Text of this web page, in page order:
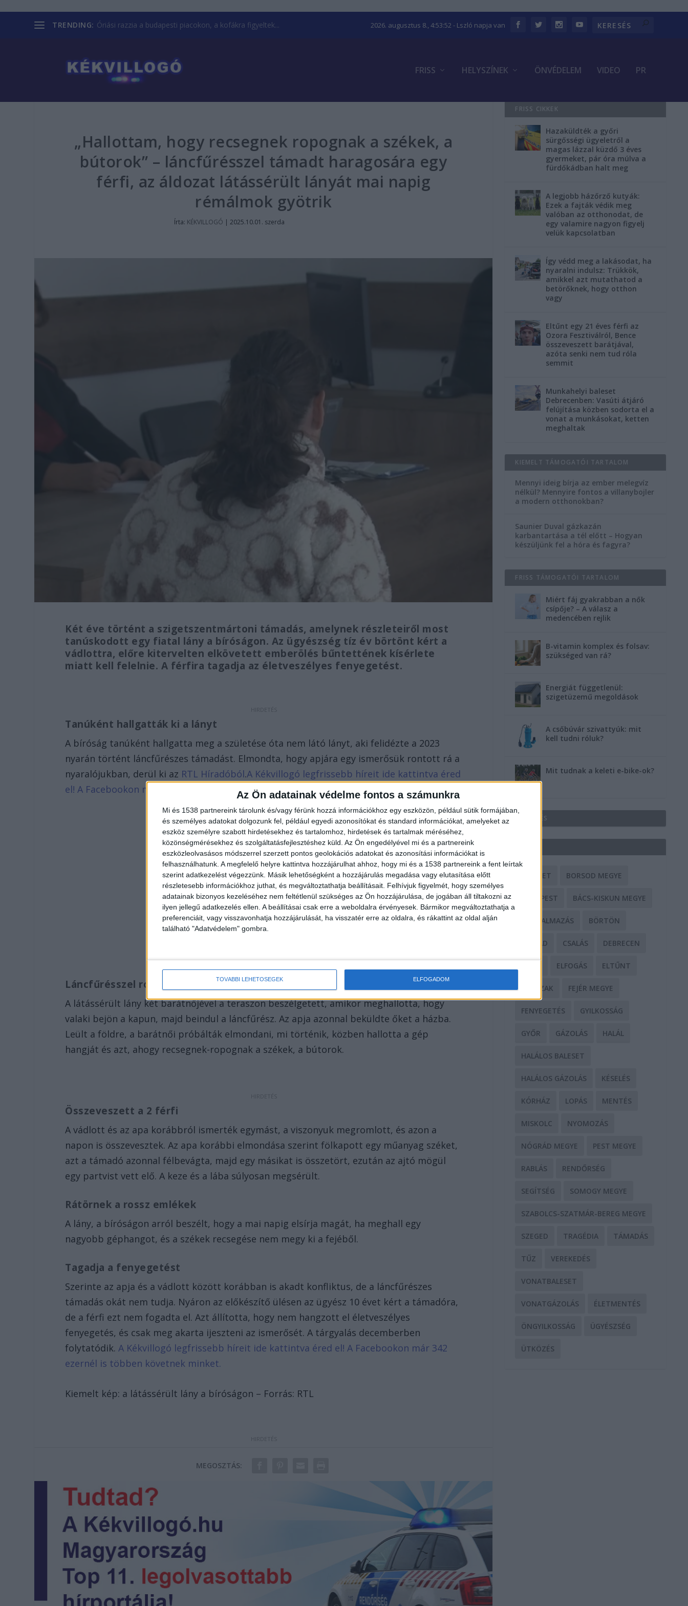
Az Ön adatainak védelme fontos a számunkra
Mi és 1538 partnereink tárolunk és/vagy férünk hozzá információkhoz egy eszközön, például sütik formájában,
és személyes adatokat dolgozunk fel, például egyedi azonosítókat és standard információkat, amelyeket az
eszköz személyre szabott hirdetésekhez és tartalomhoz, hirdetések és tartalmak méréséhez,
közönségmérésekhez és szolgáltatásfejlesztéshez küld. Az Ön engedélyével mi és a partnereink
eszközleolvasásos módszerrel szerzett pontos geolokációs adatokat és azonosítási információkat is
felhasználhatunk. A megfelelő helyre kattintva hozzájárulhat ahhoz, hogy mi és a 1538 partnereink a fent leírtak
szerint adatkezelést végezzünk. Másik lehetőségként a hozzájárulás megadása vagy elutasítása előtt
részletesebb információkhoz juthat, és megváltoztathatja beállításait. Felhívjuk figyelmét, hogy személyes
adatainak bizonyos kezeléséhez nem feltétlenül szükséges az Ön hozzájárulása, de jogában áll tiltakozni az
ilyen jellegű adatkezelés ellen. A beállításai csak erre a weboldalra érvényesek. Bármikor megváltoztathatja a
preferenciáit, vagy visszavonhatja hozzájárulását, ha visszatér erre az oldalra, és rákattint az oldal alján
található "Adatvédelem" gombra.
TOVÁBBI LEHETŐSÉGEK ELFOGADOM
TRENDING: Óriási razzia a budapesti piacokon, a kofákra figyeltek... 2026. augusztus 8., 4:53:52 - Lszló napja van
FRISS HELYSZÍNEK ÖNVÉDELEM VIDEO PR
„Hallottam, hogy recsegnek ropognak a székek, a
bútorok” – láncfűrésszel támadt haragosára egy
férfi, az áldozat látássérült lányát mai napig
rémálmok gyötrik
Írta: KÉKVILLOGÓ |2025.10.01. szerda
Két éve történt a szigetszentmártoni támadás, amelynek részleteiről most
tanúskodott egy fiatal lány a bíróságon. Az ügyészség tíz év börtönt kért a
vádlottra, előre kitervelten elkövetett emberölés bűntettének kísérlete
miatt kell felelnie. A férfira tagadja az életveszélyes fenyegetést.
Tanúként hallgatták ki a lányt
A bíróság tanúként hallgatta meg a születése óta nem látó lányt, aki felidézte a 2023
nyarán történt láncfűrészes támadást. Elmondta, hogy apjára egy ismerősük rontott rá a
nyaralójukban, derül ki az RTL Híradóból.A Kékvillogó legfrissebb híreit ide kattintva éred
el! A Facebookon már 342 ezernél is többen követnek minket.
Láncfűrésszel rontott rájuk
A látássérült lány két barátnőjével a teraszon beszélgetett, amikor meghallotta, hogy
valaki bejön a kapun, majd beindul a láncfűrész. Az apja azonnal beküldte őket a házba.
Leült a földre, a barátnői próbálták elmondani, mi történik, közben hallotta a gép
hangját és azt, ahogy recsegnek-ropognak a székek, a bútorok.
Összeveszett a 2 férfi
A vádlott és az apa korábbról ismerték egymást, a viszonyuk megromlott, és azon a
napon is összevesztek. Az apa korábbi elmondása szerint fölkapott egy műanyag széket,
azt a támadó azonnal félbevágta, majd egy másikat is összetört, ezután az ajtó mögül
egy partvist vett elő. A keze és a lába súlyosan megsérült.
Rátörnek a rossz emlékek
A lány, a bíróságon arról beszélt, hogy a mai napig elsírja magát, ha meghall egy
nagyobb géphangot, és a székek recsegése nem megy ki a fejéből.
Tagadja a fenyegetést
Szerinte az apja és a vádlott között korábban is akadt konfliktus, de a láncfűrészes
támadás okát nem tudja. Nyáron az előkészítő ülésen az ügyész 10 évet kért a támadóra,
de a férfi ezt nem fogadta el. Azt állította, hogy nem hangzott el életveszélyes
fenyegetés, és csak meg akarta ijeszteni az ismerősét. A tárgyalás decemberben
folytatódik.A Kékvillogó legfrissebb híreit ide kattintva éred el! A Facebookon már 342
ezernél is többen követnek minket.
Kiemelt kép: a látássérült lány a bíróságon – Forrás: RTL
MEGOSZTÁS:
FRISS CIKKEK
Hazaküldték a győri
sürgősségi ügyeletről a
magas lázzal küzdő 3 éves
gyermeket, pár óra múlva a
fürdőkádban halt meg
A legjobb házőrző kutyák:
Ezek a fajták védik meg
valóban az otthonodat, de
egy valamire nagyon figyelj
velük kapcsolatban
Így védd meg a lakásodat, ha
nyaralni indulsz: Trükkök,
amikkel azt mutathatod a
betörőknek, hogy otthon
vagy
Eltűnt egy 21 éves férfi az
Ozora Fesztiválról, Bence
összeveszett barátjával,
azóta senki nem tud róla
semmit
Munkahelyi baleset
Debrecenben: Vasúti átjáró
felújítása közben sodorta el a
vonat a munkásokat, ketten
meghaltak
KIEMELT TÁMOGATÓI TARTALOM
Mennyi ideig bírja az ember melegvíz
nélkül? Mennyire fontos a villanybojler
a modern otthonokban?
Saunier Duval gázkazán
karbantartása a tél előtt – Hogyan
készüljünk fel a hóra és fagyra?
FRISS TÁMOGATÓI TARTALOM
Miért fáj gyakrabban a nők
csípője? – A válasz a
medencében rejlik
B-vitamin komplex és folsav:
szükséged van rá?
Energiát függetlenül:
szigetüzemű megoldások
A csőbúvár szivattyúk: mit
kell tudni róluk?
Mit tudnak a keleti e-bike-ok?
HIRDETÉS
BALESET BORSOD MEGYE
BUDAPEST BÁCS-KISKUN MEGYE
BÁNTALMAZÁS BÖRTÖN
CSALÁD CSALÁS DEBRECEN
ELFOGÁS ELTŰNT
ERŐSZAK FEJÉR MEGYE
FENYEGETÉS GYILKOSSÁG
GYŐR GÁZOLÁS HALÁL
HALÁLOS BALESET
HALÁLOS GÁZOLÁS KÉSELÉS
KÓRHÁZ LOPÁS MENTÉS
MISKOLC NYOMOZÁS
NÓGRÁD MEGYE PEST MEGYE
RABLÁS RENDŐRSÉG
SEGÍTSÉG SOMOGY MEGYE
SZABOLCS-SZATMÁR-BEREG MEGYE
SZEGED TRAGÉDIA TÁMADÁS
TŰZ VEREKEDÉS
VONATBALESET
VONATGÁZOLÁS ÉLETMENTÉS
ÖNGYILKOSSÁG ÜGYÉSZSÉG
ÜTKÖZÉS